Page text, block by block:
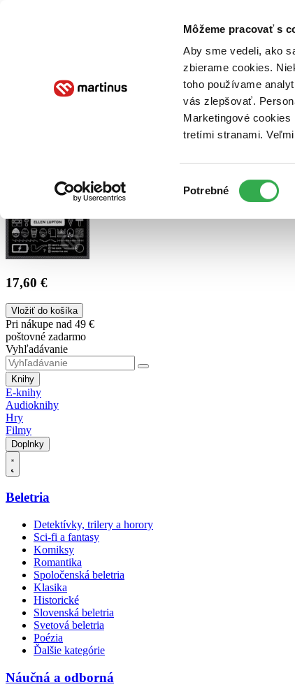
Môžeme pracovať s
Aby sme vedeli, ako
zbierame cookies.
toho používame
vás zlepšovať.
Marketingové cookies
tretími stranami.
súhlasu
Potrebné
Poukážky
17,60 €
Vložiť do košíka
Pri nákupe nad 49 €
poštovné zadarmo
Vyhľadávanie
Knihy
E-knihy
Audioknihy
Hry
Filmy
Doplnky
Beletria
Detektívky, trilery a horory
Sci-fi a fantasy
Komiksy
Romantika
Spoločenská beletria
Klasika
Historické
Slovenská beletria
Svetová beletria
Poézia
Ďalšie kategórie
Náučná a odborná